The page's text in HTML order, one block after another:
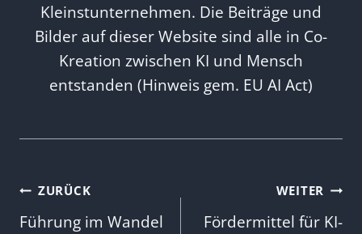
Kleinstunternehmen. Die Beiträge und
Bilder auf dieser Website sind alle in Co-
Kreation zwischen KI und Mensch
entstanden (Hinweis gem. EU AI Act)
Beitragsnavigation
ZURÜCK
Führung im Wandel
WEITER
Fördermittel für KI-